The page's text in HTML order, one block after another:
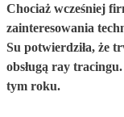
Chociaż wcześniej
zainteresowania
Su potwierdziła, że
obsługą ray
tym roku.